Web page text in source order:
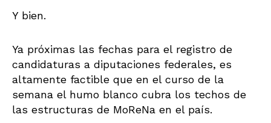
Y bien.
Ya próximas las fechas para el registro de
candidaturas a diputaciones federales, es
altamente factible que en el curso de la
semana el humo blanco cubra los techos de
las estructuras de MoReNa en el país.